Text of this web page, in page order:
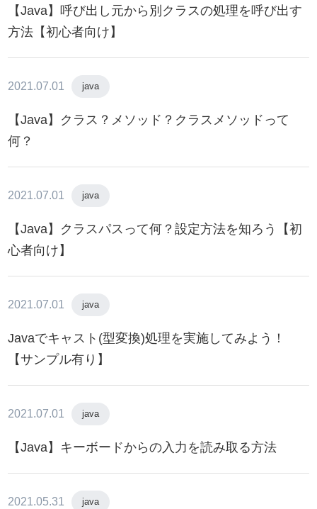
【Java】呼び出し元から別クラスの処理を呼び出す
方法【初心者向け】
2021.07.01 java
【Java】クラス？メソッド？クラスメソッドって
何？
2021.07.01 java
【Java】クラスパスって何？設定方法を知ろう【初
心者向け】
2021.07.01 java
Javaでキャスト(型変換)処理を実施してみよう！
【サンプル有り】
2021.07.01 java
【Java】キーボードからの入力を読み取る方法
2021.05.31 java